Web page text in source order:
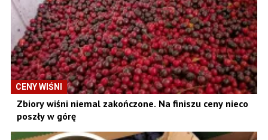
CENY WIŚNI
Zbiory wiśni niemal zakończone. Na finiszu ceny nieco
poszły w górę